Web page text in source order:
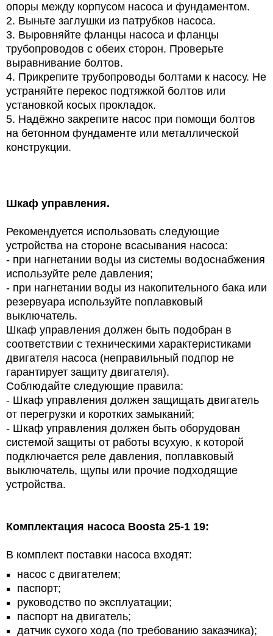
опоры между корпусом насоса и фундаментом.
2. Выньте заглушки из патрубков насоса.
3. Выровняйте фланцы насоса и фланцы
трубопроводов с обеих сторон. Проверьте
выравнивание болтов.
4. Прикрепите трубопроводы болтами к насосу. Не
устраняйте перекос подтяжкой болтов или
установкой косых прокладок.
5. Надёжно закрепите насос при помощи болтов
на бетонном фундаменте или металлической
конструкции.
Шкаф управления.
Рекомендуется использовать следующие
устройства на стороне всасывания насоса:
- при нагнетании воды из системы водоснабжения
используйте реле давления;
- при нагнетании воды из накопительного бака или
резервуара используйте поплавковый
выключатель.
Шкаф управления должен быть подобран в
соответствии с техническими характеристиками
двигателя насоса (неправильный подпор не
гарантирует защиту двигателя).
Соблюдайте следующие правила:
- Шкаф управления должен защищать двигатель
от перегрузки и коротких замыканий;
- Шкаф управления должен быть оборудован
системой защиты от работы всухую, к которой
подключается реле давления, поплавковый
выключатель, щупы или прочие подходящие
устройства.
Комплектация насоса Boosta 25-1 19:
В комплект поставки насоса входят:
насос с двигателем;
паспорт;
руководство по эксплуатации;
паспорт на двигатель;
датчик сухого хода (по требованию заказчика);